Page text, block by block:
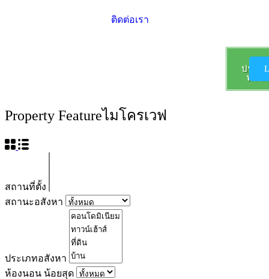
ติดต่อเรา
ลง
ประก
ฟรี !!!
Property Featureไมโครเวฟ
สถานที่ตั้ง
สถานะอสังหา
ประเภทอสังหา
ห้องนอน น้อยสุด